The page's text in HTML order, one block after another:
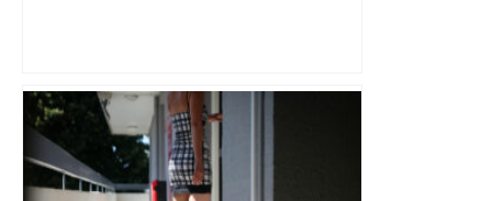
Bilan du marché du logement neuf :
une lueur d'espoir pour l'immobilier à
Toulouse ? – Actu.fr